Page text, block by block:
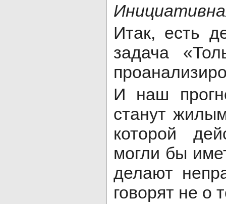
Итак, есть
задача
И наш
станут
которой
могли бы
делают
говорят не о